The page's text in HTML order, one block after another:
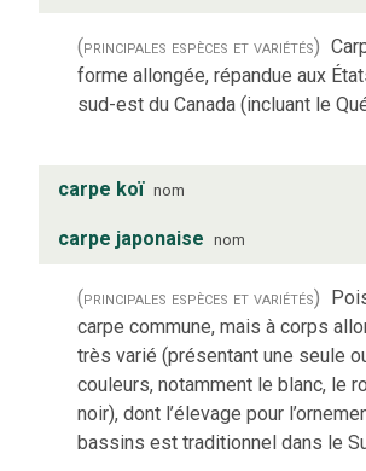
(principales espèces et variétés)
forme allongée, répandue aux
sud-est du Canada (incluant le
carpe koï nom
carpe japonaise nom
(principales espèces et variétés)
carpe commune, mais à corps
très varié (présentant une seule
couleurs, notamment le blanc, le
noir), dont l’élevage pour
bassins est traditionnel dans le